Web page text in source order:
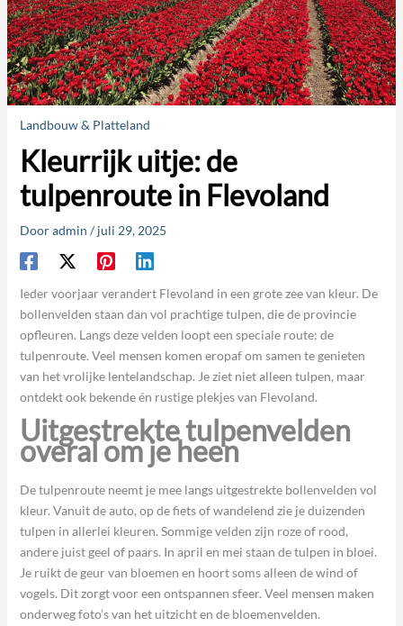
Landbouw & Platteland
Kleurrijk uitje: de
tulpenroute in Flevoland
Dooradmin /juli 29, 2025
Ieder voorjaar verandert Flevoland in een grote zee van kleur. De
bollenvelden staan dan vol prachtige tulpen, die de provincie
opfleuren. Langs deze velden loopt een speciale route: de
tulpenroute. Veel mensen komen eropaf om samen te genieten
van het vrolijke lentelandschap. Je ziet niet alleen tulpen, maar
ontdekt ook bekende én rustige plekjes van Flevoland.
Uitgestrekte tulpenvelden
overal om je heen
De tulpenroute neemt je mee langs uitgestrekte bollenvelden vol
kleur. Vanuit de auto, op de fiets of wandelend zie je duizenden
tulpen in allerlei kleuren. Sommige velden zijn roze of rood,
andere juist geel of paars. In april en mei staan de tulpen in bloei.
Je ruikt de geur van bloemen en hoort soms alleen de wind of
vogels. Dit zorgt voor een ontspannen sfeer. Veel mensen maken
onderweg foto’s van het uitzicht en de bloemenvelden.